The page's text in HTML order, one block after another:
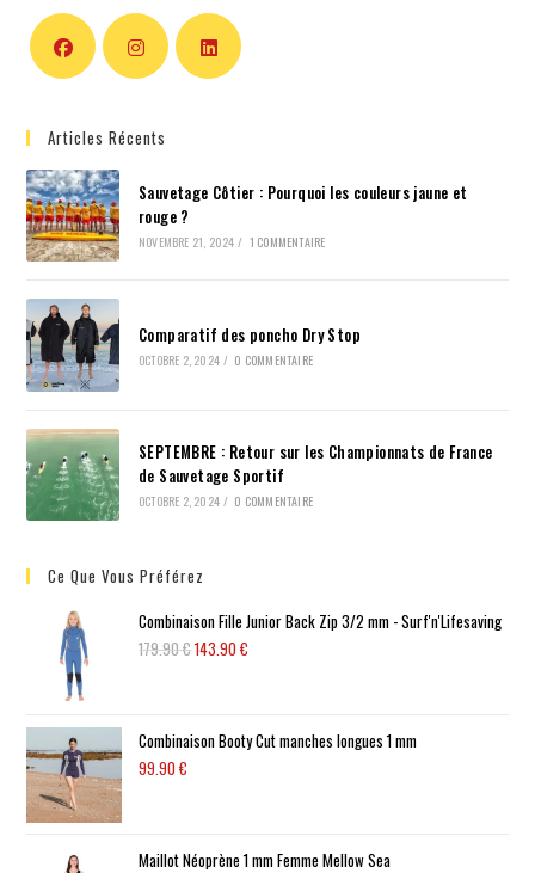
Articles Récents
Sauvetage Côtier : Pourquoi les couleurs jaune et
rouge ?
NOVEMBRE 21, 2024 / 1 COMMENTAIRE
Comparatif des poncho Dry Stop
OCTOBRE 2, 2024 / 0 COMMENTAIRE
SEPTEMBRE : Retour sur les Championnats de France
de Sauvetage Sportif
OCTOBRE 2, 2024 / 0 COMMENTAIRE
Ce Que Vous Préférez
Combinaison Fille Junior Back Zip 3/2 mm - Surf'n'Lifesaving
179.90€143.90€
Combinaison Booty Cut manches longues 1 mm
99.90€
Maillot Néoprène 1 mm Femme Mellow Sea